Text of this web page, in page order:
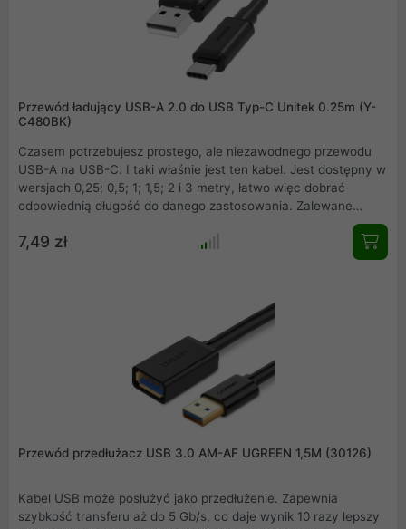
Przewód ładujący USB-A 2.0 do USB Typ-C Unitek 0.25m (Y-
C480BK)
Czasem potrzebujesz prostego, ale niezawodnego przewodu
USB-A na USB-C. I taki właśnie jest ten kabel. Jest dostępny w
wersjach 0,25; 0,5; 1; 1,5; 2 i 3 metry, łatwo więc dobrać
odpowiednią długość do danego zastosowania. Zalewane
miedziane żyły niezakłócony transfer danych.
7,49 zł
Przewód przedłużacz USB 3.0 AM-AF UGREEN 1,5M (30126)
Kabel USB może posłużyć jako przedłużenie. Zapewnia
szybkość transferu aż do 5 Gb/s, co daje wynik 10 razy lepszy